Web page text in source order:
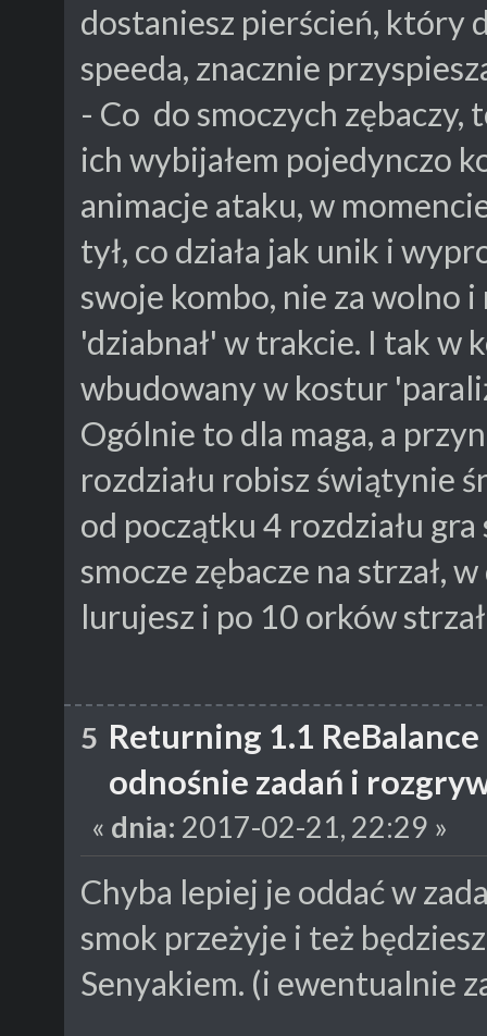
dostaniesz pierścień, który
speeda, znacznie
- Co do smoczych zębaczy,
ich wybijałem pojedynczo
animacje ataku, w
tył, co działa jak unik i
swoje kombo, nie za wolno i
'dziabnał' w trakcie. I tak w
wbudowany w kostur
Ogólnie to dla maga, a
rozdziału robisz świątynie
od początku 4 rozdziału
smocze zębacze na strzał,
lurujesz i po 10 orków
5 Returning 1.1
odnośnie zadań i
« dnia: 2017-02-21, 22:29 »
Chyba lepiej je oddać w
smok przeżyje i też
Senyakiem. (i ewentualnie